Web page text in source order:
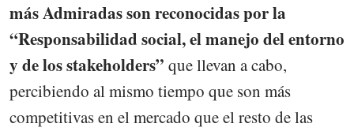
más Admiradas son reconocidas por la
“Responsabilidad social, el manejo del entorno
y de los stakeholders” que llevan a cabo,
percibiendo al mismo tiempo que son más
competitivas en el mercado que el resto de las